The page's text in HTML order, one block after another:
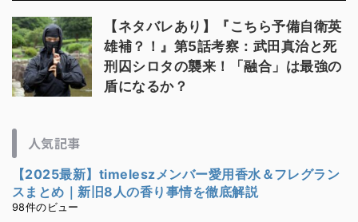
【ネタバレあり】『こちら予備自衛英
雄補？！』第5話考察：武田真治と死
刑囚シロタの襲来！「融合」は最強の
盾になるか？
人気記事
【2025最新】timeleszメンバー愛用香水＆フレグラン
スまとめ｜新旧8人の香り事情を徹底解説
98件のビュー